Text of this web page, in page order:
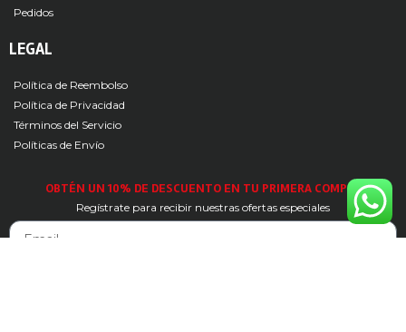
Pedidos
LEGAL
Política de Reembolso
Política de Privacidad
Términos del Servicio
Políticas de Envío
OBTÉN UN 10% DE DESCUENTO EN TU PRIMERA COMPRA
Regístrate para recibir nuestras ofertas especiales